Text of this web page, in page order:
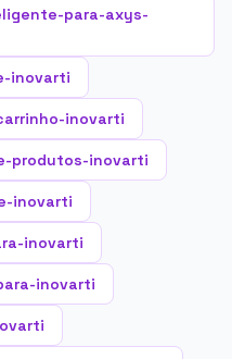
para-axys-
inovarti
inovarti
produtos-inovarti
inovarti
inovarti
inovarti